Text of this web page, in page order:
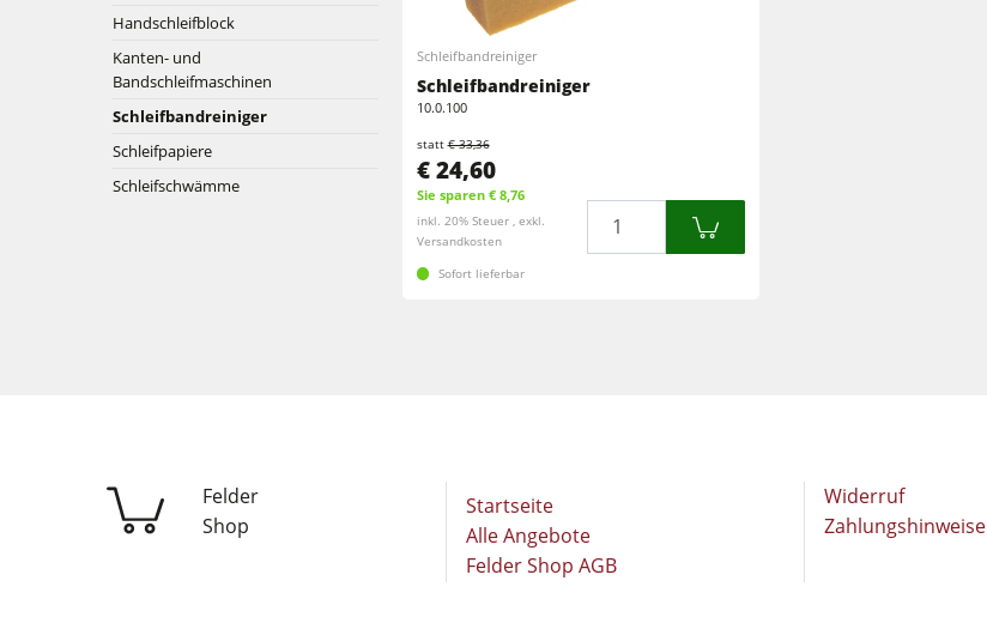
Breitbandschleifmaschinen
Bürst- und Bürstschleifmaschinen
Druckbalkensägen & Plattenaufteilsägen
Projektmanagement
Fräsmaschinen
Kombimaschinen
Kantenanleimmaschinen
Bürstmaschine
Druckbalkensägen & Plattenaufteilsägen
Handschleifblock
Kanten- und
Bandschleifmaschinen
Schleifbandreiniger
Schleifpapiere
Schleifschwämme
Schleifbandreiniger
Schleifbandreiniger
10.0.100
statt€ 33,36
€ 24,60
Sie sparen € 8,76
inkl. 20% Steuer , exkl.
Versandkosten
Sofort lieferbar
Felder
Shop
Startseite
Alle Angebote
Felder Shop AGB
Widerruf
Zahlungshinweise